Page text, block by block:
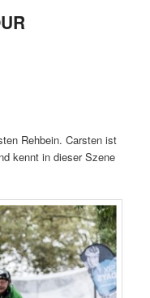
Rehbein. Carsten ist
kennt in dieser Szene